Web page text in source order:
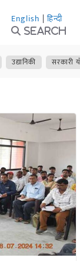
English | हिन्दी
Search
उद्यानिकी सरकारी